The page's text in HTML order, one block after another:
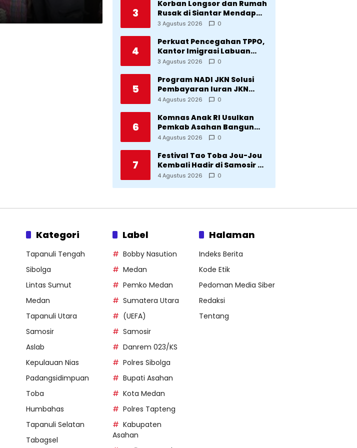
3
Korban Longsor dan Rumah
Rusak di Siantar Mendapat
Bantuan dari Pemko
3 Agustus 2026 0
4
Perkuat Pencegahan TPPO,
Kantor Imigrasi Labuan
Bajo Hibahkan Motor
di Manggarai
3 Agustus 2026 0
5
Program NADI JKN Solusi
Pembayaran Iuran JKN
Bagi Pekerja yang
Tetap
4 Agustus 2026 0
6
Komnas Anak RI Usulkan
Pemkab Asahan Bangun
Rumah Anak untuk Korban
4 Agustus 2026 0
7
Festival Tao Toba Jou-Jou
Kembali Hadir di Samosir 6-
9 Agustus 2026: Datang
4 Agustus 2026 0
Kategori
Tapanuli Tengah
Sibolga
Lintas Sumut
Medan
Tapanuli Utara
Samosir
Aslab
Kepulauan Nias
Padangsidimpuan
Toba
Humbahas
Tapanuli Selatan
Tabagsel
Label
Bobby Nasution
Medan
Pemko Medan
Sumatera Utara
(UEFA)
Samosir
Danrem 023/KS
Polres Sibolga
Bupati Asahan
Kota Medan
Polres Tapteng
Kabupaten
Asahan
Halaman
Indeks Berita
Kode Etik
Pedoman Media Siber
Redaksi
Tentang